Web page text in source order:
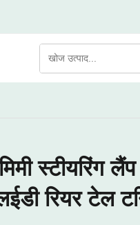
स्टीयरिंग
रियर टेल